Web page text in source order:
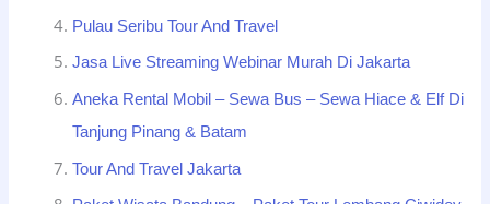
Pulau Seribu Tour And Travel
Jasa Live Streaming Webinar Murah Di Jakarta
Aneka Rental Mobil – Sewa Bus – Sewa Hiace & Elf Di
Tanjung Pinang & Batam
Tour And Travel Jakarta